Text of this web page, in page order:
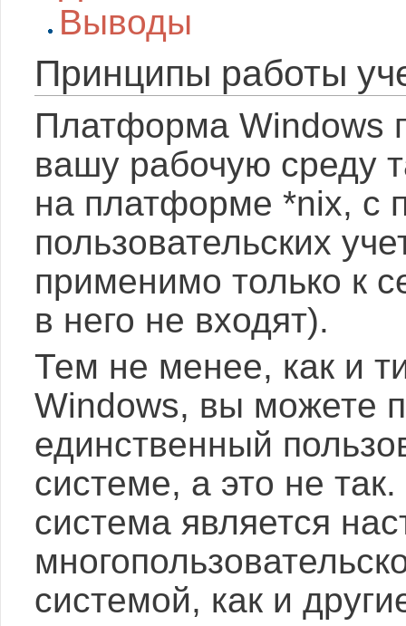
Выводы
Принципы работы
Платформа Windows
вашу рабочую среду
на платформе *nix, с
пользовательских
применимо только к
в него не входят).
Тем не менее, как и
Windows, вы можете
единственный
системе, а это не
система является
системой, как и